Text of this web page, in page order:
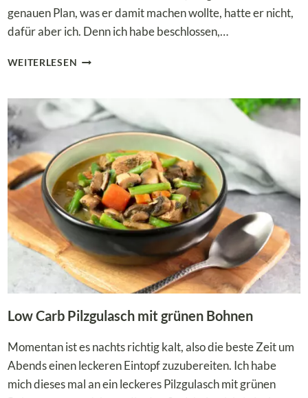
genauen Plan, was er damit machen wollte, hatte er nicht,
dafür aber ich. Denn ich habe beschlossen,…
WEITERLESEN SUCUK-
GRÜNEN
BOHNEN
DEFTIG
&
LOW
CARB
Low Carb Pilzgulasch mit grünen Bohnen
Momentan ist es nachts richtig kalt, also die beste Zeit um
Abends einen leckeren Eintopf zuzubereiten. Ich habe
mich dieses mal an ein leckeres Pilzgulasch mit grünen